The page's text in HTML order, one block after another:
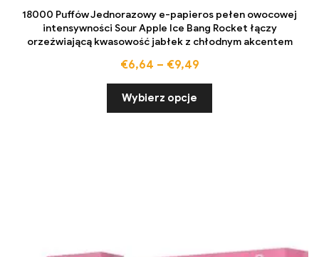
18000 Puffów Jednorazowy e-papieros pełen owocowej
intensywności Sour Apple Ice Bang Rocket łączy
orzeźwiającą kwasowość jabłek z chłodnym akcentem
€6,64 – €9,49
Wybierz opcje